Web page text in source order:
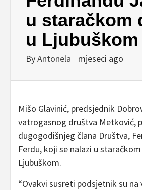
u staračkom
u Ljubuškom
ByAntonela mjeseci ago
Mišo Glavinić, predsjednik
vatrogasnog društva Metković,
dugogodišnjeg člana Društva,
Ferdu, koji se nalazi u
Ljubuškom.
“Ovakvi susreti podsjetnik su na